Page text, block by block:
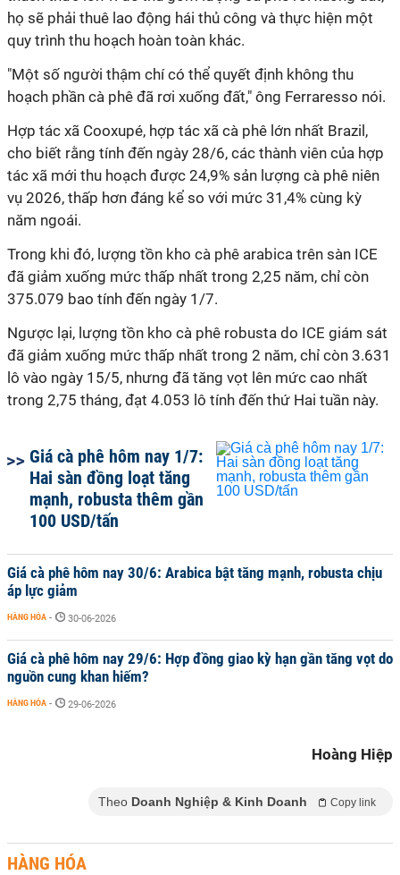
họ sẽ phải thuê lao động hái thủ công và thực hiện một
quy trình thu hoạch hoàn toàn khác.
"Một số người thậm chí có thể quyết định không thu
hoạch phần cà phê đã rơi xuống đất," ông Ferraresso nói.
Hợp tác xã Cooxupé, hợp tác xã cà phê lớn nhất Brazil,
cho biết rằng tính đến ngày 28/6, các thành viên của hợp
tác xã mới thu hoạch được 24,9% sản lượng cà phê niên
vụ 2026, thấp hơn đáng kể so với mức 31,4% cùng kỳ
năm ngoái.
Trong khi đó, lượng tồn kho cà phê arabica trên sàn ICE
đã giảm xuống mức thấp nhất trong 2,25 năm, chỉ còn
375.079 bao tính đến ngày 1/7.
Ngược lại, lượng tồn kho cà phê robusta do ICE giám sát
đã giảm xuống mức thấp nhất trong 2 năm, chỉ còn 3.631
lô vào ngày 15/5, nhưng đã tăng vọt lên mức cao nhất
trong 2,75 tháng, đạt 4.053 lô tính đến thứ Hai tuần này.
Giá cà phê hôm nay 1/7:
Hai sàn đồng loạt tăng
mạnh, robusta thêm gần
100 USD/tấn
Giá cà phê hôm nay 30/6: Arabica bật tăng mạnh, robusta chịu
áp lực giảm
HÀNG HÓA - 30-06-2026
Giá cà phê hôm nay 29/6: Hợp đồng giao kỳ hạn gần tăng vọt do
nguồn cung khan hiếm?
HÀNG HÓA - 29-06-2026
Hoàng Hiệp
Theo Doanh Nghiệp & Kinh Doanh Copy link
HÀNG HÓA